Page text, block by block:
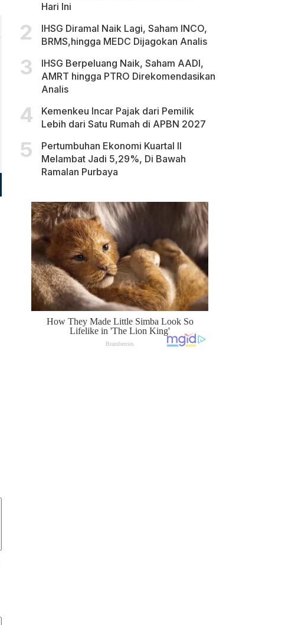
Hari Ini
IHSG Diramal Naik Lagi, Saham INCO,
BRMS,hingga MEDC Dijagokan Analis
IHSG Berpeluang Naik, Saham AADI,
AMRT hingga PTRO Direkomendasikan
Analis
Kemenkeu Incar Pajak dari Pemilik
Lebih dari Satu Rumah di APBN 2027
Pertumbuhan Ekonomi Kuartal II
Melambat Jadi 5,29%, Di Bawah
Ramalan Purbaya